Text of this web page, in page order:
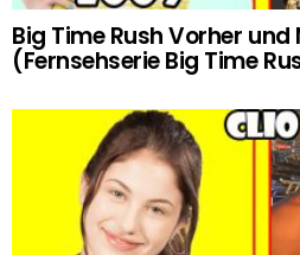
Big Time Rush Vorher
(Fernsehserie Big Time